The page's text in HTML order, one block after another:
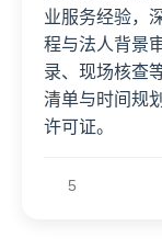
业服务经验，
程与法人背景
录、现场核查
清单与时间规
许可证。
5